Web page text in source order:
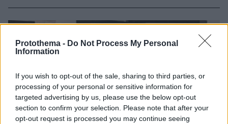
Protothema - Do Not Process My Personal
Information
If you wish to opt-out of the sale, sharing to third parties, or
processing of your personal or sensitive information for
targeted advertising by us, please use the below opt-out
section to confirm your selection. Please note that after your
opt-out request is processed you may continue seeing